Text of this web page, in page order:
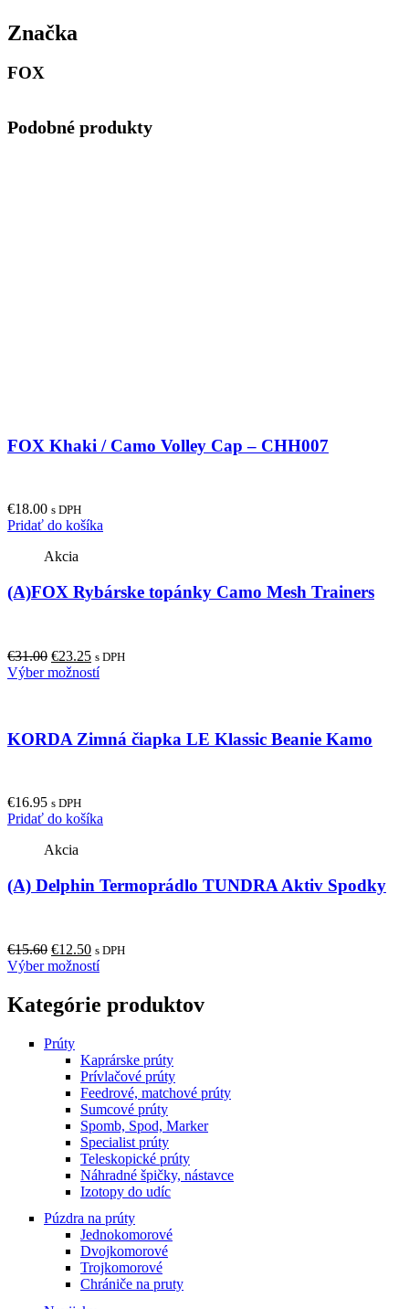
Značka
FOX
Podobné produkty
FOX Khaki / Camo Volley Cap – CHH007
€18.00 s DPH
Pridať do košíka
Akcia
(A)FOX Rybárske topánky Camo Mesh Trainers
€31.00 Original
price
€23.25Current
price
s DPH
Výber možnostíThis
variants.
chosen
page
KORDA Zimná čiapka LE Klassic Beanie Kamo
€16.95 s DPH
Pridať do košíka
Akcia
(A) Delphin Termoprádlo TUNDRA Aktiv Spodky
€15.60 Original
price
€15.60.
€12.50Current
price
s DPH
Výber možnostíThis
multiple
options
may
be
chosen
on
the
product
page
Kategórie produktov
Prúty
Kaprárske prúty
Prívlačové prúty
Feedrové, matchové prúty
Sumcové prúty
Spomb, Spod, Marker
Specialist prúty
Teleskopické prúty
Náhradné špičky, nástavce
Izotopy do udíc
Púzdra na prúty
Jednokomorové
Dvojkomorové
Trojkomorové
Chrániče na pruty